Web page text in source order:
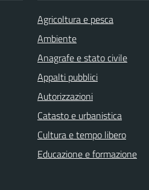
Agricoltura e pesca
Ambiente
Anagrafe e stato civile
Appalti pubblici
Autorizzazioni
Catasto e urbanistica
Cultura e tempo libero
Educazione e formazione